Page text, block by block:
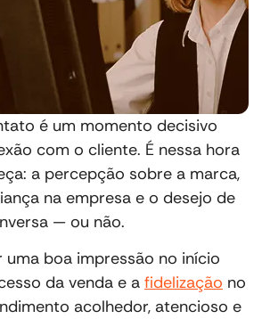
é um momento decisivo
com o cliente. É nessa hora
a percepção sobre a marca,
na empresa e o desejo de
— ou não.
uma boa impressão no início
da venda e a fidelização no
acolhedor, atencioso e